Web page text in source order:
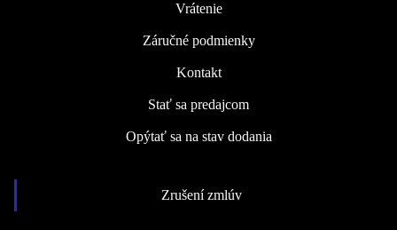
Vrátenie
Záručné podmienky
Kontakt
Stať sa predajcom
Opýtať sa na stav dodania
Zrušení zmlúv